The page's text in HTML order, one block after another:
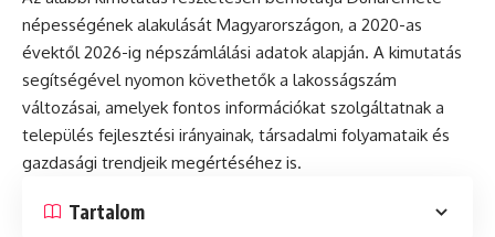
népességének alakulását Magyarországon, a 2020-as
évektől 2026-ig népszámlálási adatok alapján. A kimutatás
segítségével nyomon követhetők a lakosságszám
változásai, amelyek fontos információkat szolgáltatnak a
település fejlesztési irányainak, társadalmi folyamataik és
gazdasági trendjeik megértéséhez is.
Tartalom